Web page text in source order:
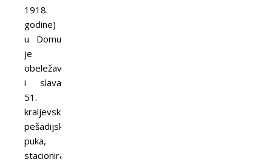
1918.
godine)
u Domu
je
obeležavana
i slava
51.
kraljevskog
pešadijskog
puka,
stacioniranog